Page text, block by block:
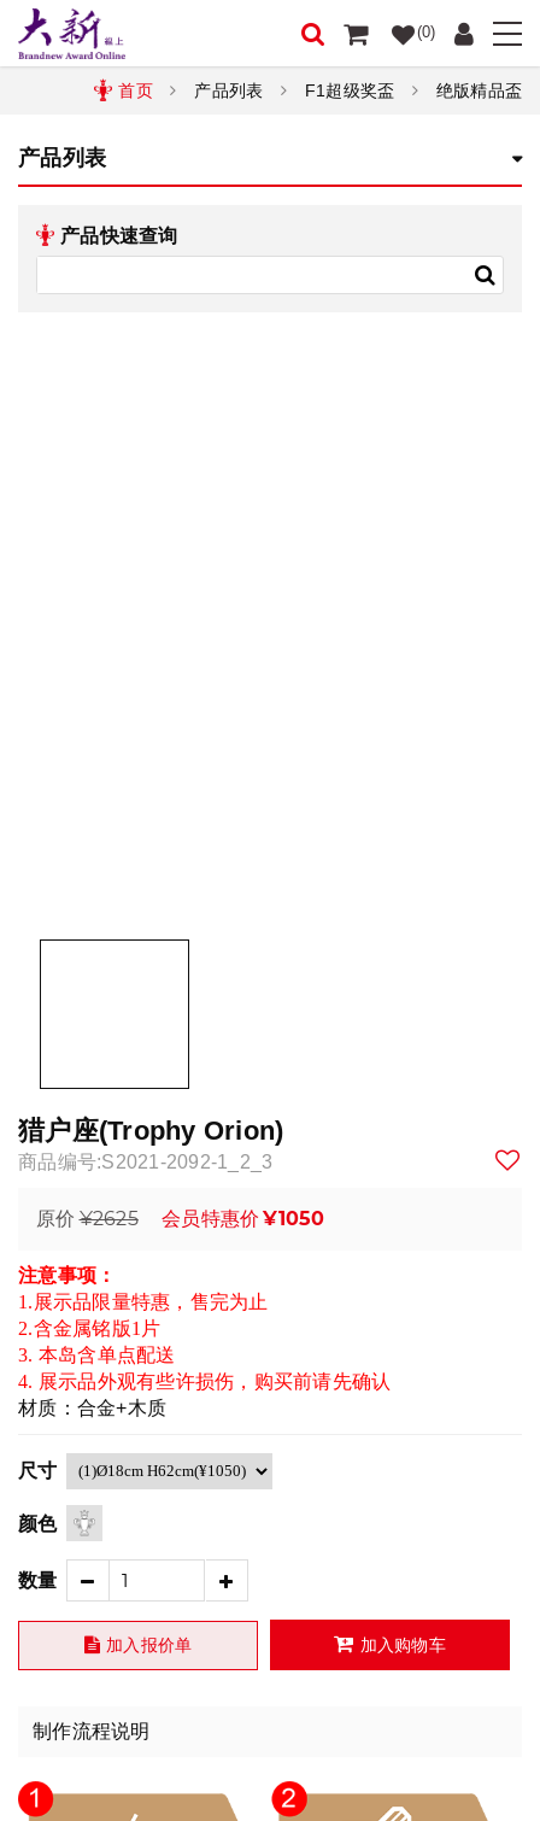
(0)
首页 产品列表 F1超级奖盃 绝版精品盃
产品列表
产品快速查询
猎户座(Trophy Orion)
商品编号:S2021-2092-1_2_3
原价 ¥2625 会员特惠价 ¥1050
注意事项：
1.展示品限量特惠，售完为止
2.含金属铭版1片
3. 本岛含单点配送
4. 展示品外观有些许损伤，购买前请先确认
材质：合金+木质
尺寸
颜色
数量
加入报价单 加入购物车
制作流程说明